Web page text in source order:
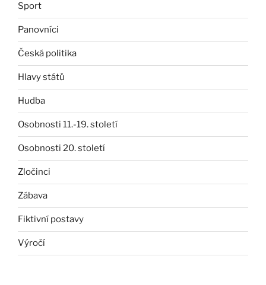
Sport
Panovníci
Česká politika
Hlavy států
Hudba
Osobnosti 11.-19. století
Osobnosti 20. století
Zločinci
Zábava
Fiktivní postavy
Výročí